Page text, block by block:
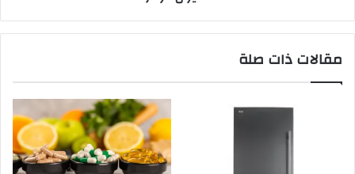
مقالات ذات صلة